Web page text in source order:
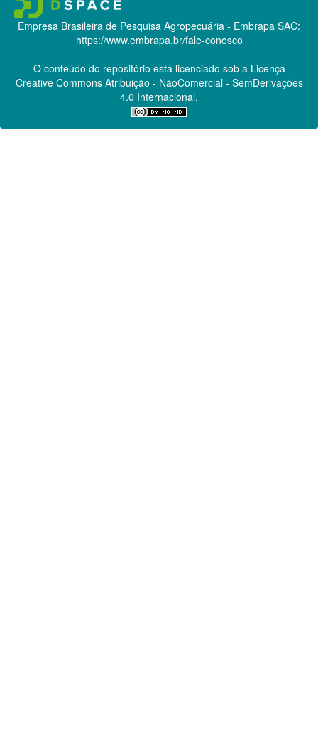
Empresa Brasileira de Pesquisa Agropecuária - Embrapa SAC:
https://www.embrapa.br/fale-conosco
O conteúdo do repositório está licenciado sob a Licença
Creative CommonsAtribuição - NãoComercial - SemDerivações
4.0 Internacional.